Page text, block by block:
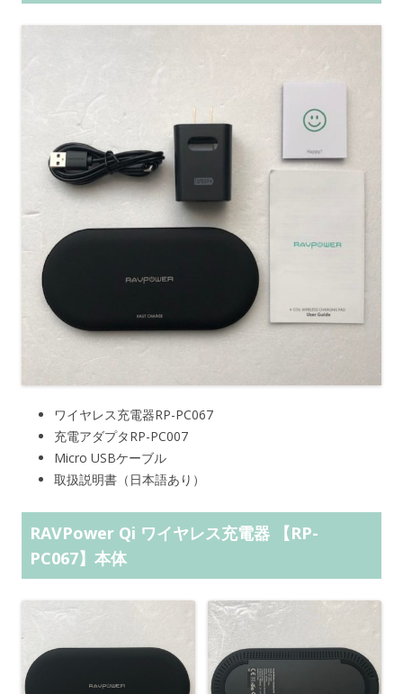
ワイヤレス充電器RP-PC067
充電アダプタRP-PC007
Micro USBケーブル
取扱説明書（日本語あり）
RAVPower Qi ワイヤレス充電器 【RP-
PC067】本体